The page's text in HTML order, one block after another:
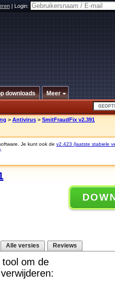
|Login:
downloads Meer
> Antivirus > SmitFraudFix v2.391
Je kunt ook de v2.423 (laatste stabiele
Alle versies Reviews
tool om de